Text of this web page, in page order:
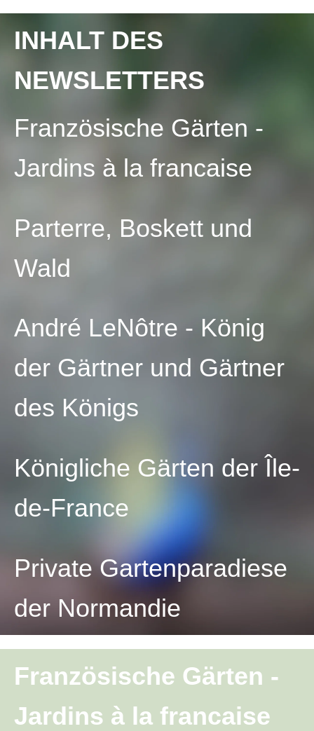
INHALT DES
NEWSLETTERS
Französische Gärten -
Jardins à la francaise
Parterre, Boskett und
Wald
André LeNôtre - König
der Gärtner und Gärtner
des Königs
Königliche Gärten der Île-
de-France
Private Gartenparadiese
der Normandie
Französische Gärten -
Jardins à la francaise